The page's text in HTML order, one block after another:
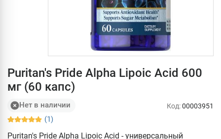
Puritan's Pride Alpha Lipoic Acid 600
мг (60 капс)
Нет в наличии
(1)
Код:00003951
Puritan's Pride Alpha Lipoic Acid - универсальный